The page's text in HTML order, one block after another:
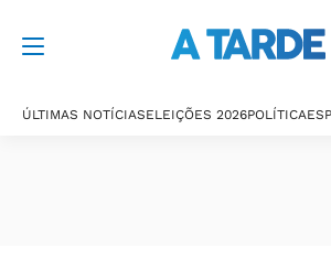
ÚLTIMAS NOTÍCIASELEIÇÕES 2026POLÍTICA